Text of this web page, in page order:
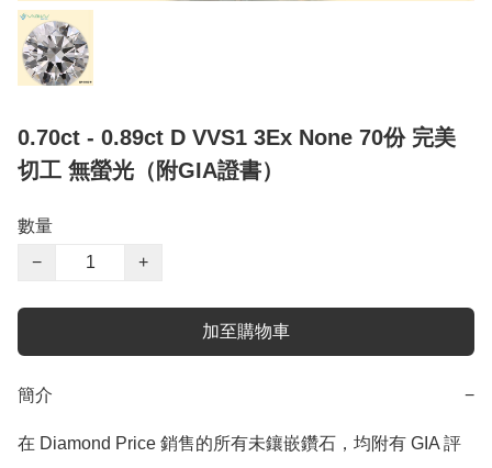
0.70ct - 0.89ct D VVS1 3Ex None 70份 完美
切工 無螢光（附GIA證書）
數量
−
+
加至購物車
簡介 −
在 Diamond Price 銷售的所有未鑲嵌鑽石，均附有 GIA 評